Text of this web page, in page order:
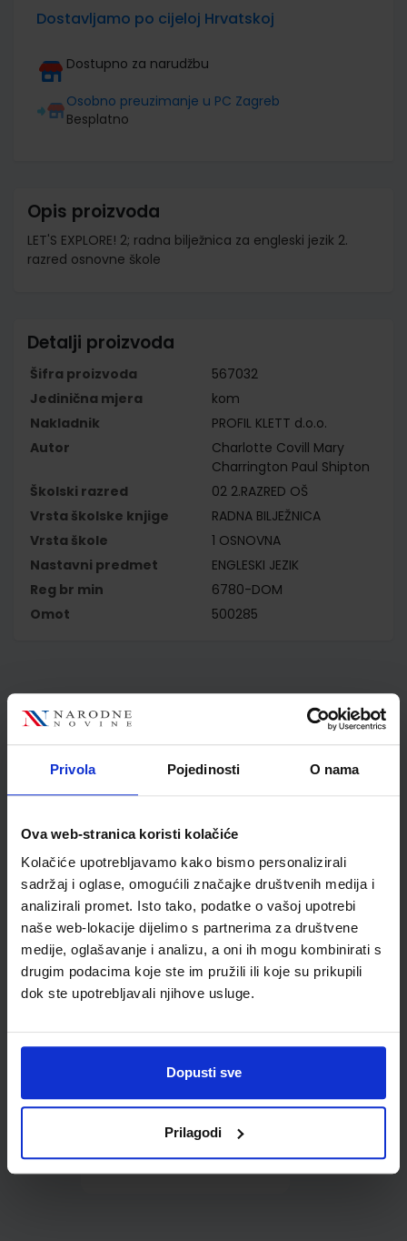
Privola Pojedinosti O nama
Ova web-stranica koristi kolačiće
Kolačiće upotrebljavamo kako bismo personalizirali
sadržaj i oglase, omogućili značajke društvenih medija i
analizirali promet. Isto tako, podatke o vašoj upotrebi
naše web-lokacije dijelimo s partnerima za društvene
medije, oglašavanje i analizu, a oni ih mogu kombinirati s
drugim podacima koje ste im pružili ili koje su prikupili
dok ste upotrebljavali njihove usluge.
Dopusti sve
Prilagodi
Dostavljamo po cijeloj Hrvatskoj
Dostupno za narudžbu
Osobno preuzimanje u PC Zagreb
Besplatno
Opis proizvoda
LET'S EXPLORE! 2; radna bilježnica za engleski jezik 2.
razred osnovne škole
Detalji proizvoda
Šifra proizvoda
567032
Jedinična mjera
kom
Nakladnik
PROFIL KLETT d.o.o.
Autor
Charlotte Covill Mary
Charrington Paul Shipton
Školski razred
02 2.RAZRED OŠ
Vrsta školske knjige
RADNA BILJEŽNICA
Vrsta škole
1 OSNOVNA
Nastavni predmet
ENGLESKI JEZIK
Reg br min
6780-DOM
Omot
500285
Kupci najčešće biraju..
Omot PVC za školske
452x282; tip 285